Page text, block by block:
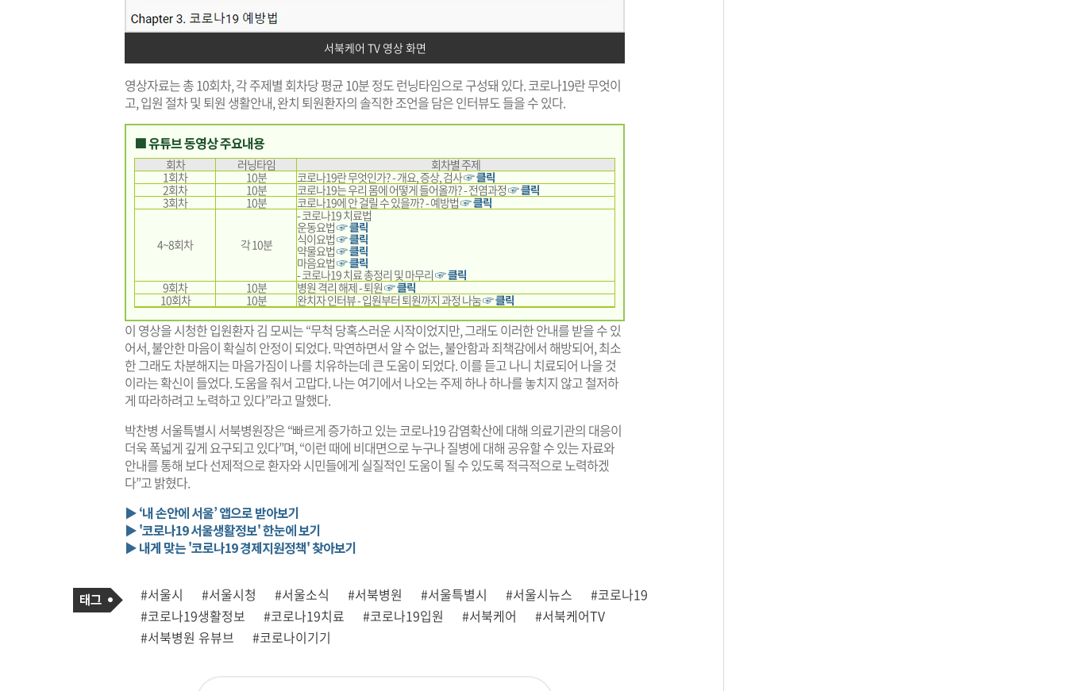
서북케어 TV 영상 화면
영상자료는 총 10회차, 각 주제별 회차당 평균 10분 정도 런닝타임으로 구성돼 있다. 코로나19란 무엇이
고, 입원 절차 및 퇴원 생활안내, 완치 퇴원환자의 솔직한 조언을 담은 인터뷰도 들을 수 있다.
■ 유튜브 동영상 주요내용
회차 러닝타임
회차별 주제
1회차
10분 코로나19란 무엇인가? - 개요, 증상, 검사☞ 클릭
2회차
10분 코로나19는 우리 몸에 어떻게 들어올까? - 전염과정☞ 클릭
3회차
10분 코로나19에 안 걸릴 수 있을까? - 예방법☞ 클릭
4~8회차 각 10분
- 코로나19 치료법
운동요법☞ 클릭
식이요법☞ 클릭
약물요법☞ 클릭
마음요법☞ 클릭
- 코로나19 치료 총정리 및 마무리☞ 클릭
9회차
10분 병원 격리 해제 - 퇴원☞ 클릭
10회차
10분 완치자 인터뷰 - 입원부터 퇴원까지 과정 나눔☞ 클릭
이 영상을 시청한 입원환자 김 모씨는 “무척 당혹스러운 시작이었지만, 그래도 이러한 안내를 받을 수 있
어서, 불안한 마음이 확실히 안정이 되었다. 막연하면서 알 수 없는, 불안함과 죄책감에서 해방되어, 최소
한 그래도 차분해지는 마음가짐이 나를 치유하는데 큰 도움이 되었다. 이를 듣고 나니 치료되어 나을 것
이라는 확신이 들었다. 도움을 줘서 고맙다. 나는 여기에서 나오는 주제 하나 하나를 놓치지 않고 철저하
게 따라하려고 노력하고 있다”라고 말했다.
박찬병 서울특별시 서북병원장은 “빠르게 증가하고 있는 코로나19 감염확산에 대해 의료기관의 대응이
더욱 폭넓게 깊게 요구되고 있다”며, “이런 때에 비대면으로 누구나 질병에 대해 공유할 수 있는 자료와
안내를 통해 보다 선제적으로 환자와 시민들에게 실질적인 도움이 될 수 있도록 적극적으로 노력하겠
다”고 밝혔다.
▶ ‘내 손안에 서울’ 앱으로 받아보기
▶ '코로나19 서울생활정보' 한눈에 보기
▶ 내게 맞는 '코로나19 경제지원정책' 찾아보기
사
관
련
태
그
태
그
#서울시 #서울시청 #서울소식 #서북병원 #서울특별시 #서울시뉴스
#코로나19
#코로나19생활정보
#코로나19치료 #코로나19입원 #서북케어
#서북케어TV
#서북병원 유뷰브
#코로나이기기